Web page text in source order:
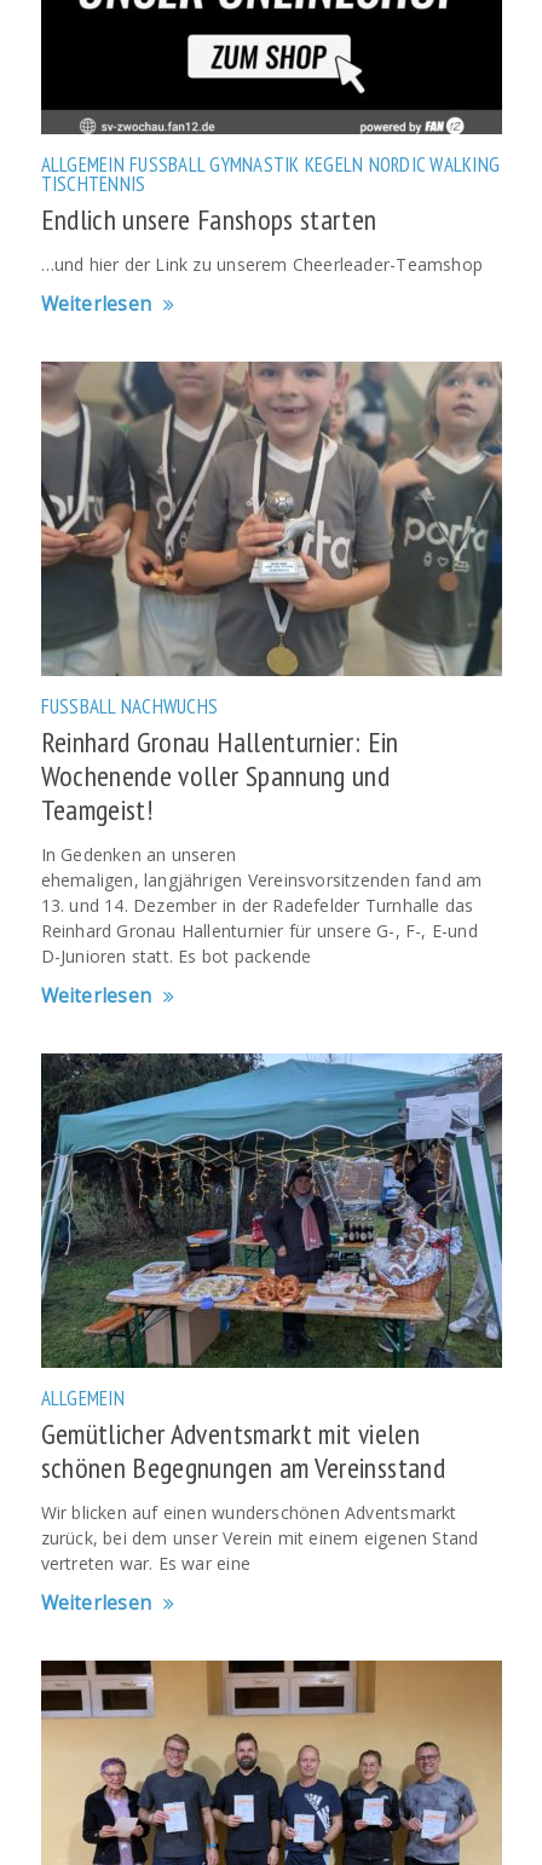
ALLGEMEIN FUSSBALLGYMNASTIK KEGELN NORDIC WALKING
TISCHTENNIS
Endlich unsere Fanshops starten
…und hier der Link zu unserem Cheerleader-Teamshop
Weiterlesen
FUSSBALL NACHWUCHS
Reinhard Gronau Hallenturnier: Ein
Wochenende voller Spannung und
Teamgeist!
In Gedenken an unseren
ehemaligen, langjährigen Vereinsvorsitzenden fand am
13. und 14. Dezember in der Radefelder Turnhalle das
Reinhard Gronau Hallenturnier für unsere G-, F-, E-und
D-Junioren statt. Es bot packende
Weiterlesen
ALLGEMEIN
Gemütlicher Adventsmarkt mit vielen
schönen Begegnungen am Vereinsstand
Wir blicken auf einen wunderschönen Adventsmarkt
zurück, bei dem unser Verein mit einem eigenen Stand
vertreten war. Es war eine
Weiterlesen